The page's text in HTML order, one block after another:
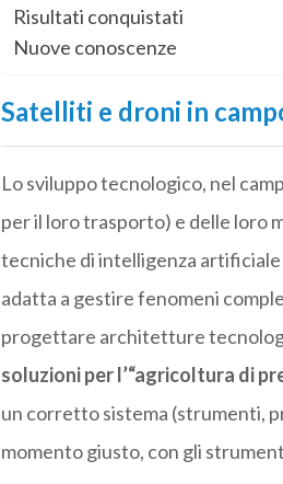
Risultati conquistati
Nuove conoscenze
Satelliti e droni in
Lo sviluppo tecnologico, nel
per il loro trasporto) e delle loro
tecniche di intelligenza
adatta a gestire fenomeni
progettare architetture
soluzioni per l’“agricoltura di
un corretto sistema (strumenti,
momento giusto, con gli